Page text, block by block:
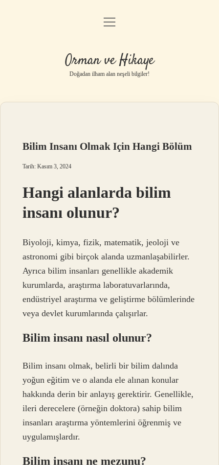
Anasayfa
Yasal Uyarı
menüyü
Orman ve Hikaye
Doğadan ilham alan neşeli bilgiler!
Bilim Insanı Olmak Için Hangi Bölüm
Tarih: Kasım 3, 2024
Hangi alanlarda bilim
insanı olunur?
Biyoloji, kimya, fizik, matematik, jeoloji ve
astronomi gibi birçok alanda uzmanlaşabilirler.
Ayrıca bilim insanları genellikle akademik
kurumlarda, araştırma laboratuvarlarında,
endüstriyel araştırma ve geliştirme bölümlerinde
veya devlet kurumlarında çalışırlar.
Bilim insanı nasıl olunur?
Bilim insanı olmak, belirli bir bilim dalında
yoğun eğitim ve o alanda ele alınan konular
hakkında derin bir anlayış gerektirir. Genellikle,
ileri derecelere (örneğin doktora) sahip bilim
insanları araştırma yöntemlerini öğrenmiş ve
uygulamışlardır.
Bilim insanı ne mezunu?